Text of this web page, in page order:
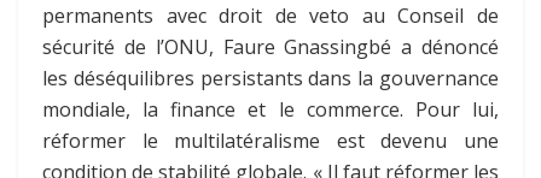
permanents avec droit de veto au Conseil de
sécurité de l’ONU, Faure Gnassingbé a dénoncé
les déséquilibres persistants dans la gouvernance
mondiale, la finance et le commerce. Pour lui,
réformer le multilatéralisme est devenu une
condition de stabilité globale. « Il faut réformer les